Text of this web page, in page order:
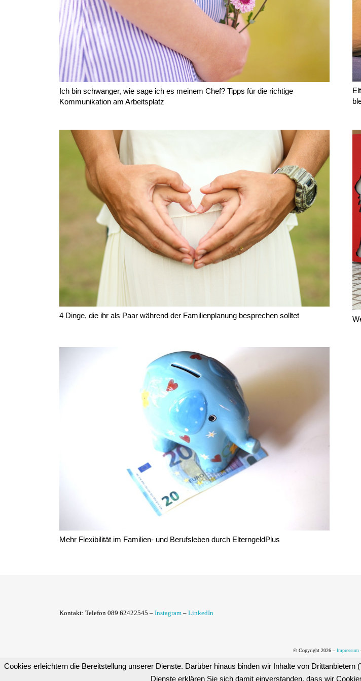
Ich bin schwanger, wie sage ich es meinem Chef? Tipps für die richtige
Kommunikation am Arbeitsplatz
4 Dinge, die ihr als Paar während der Familienplanung besprechen solltet
Mehr Flexibilität im Familien- und Berufsleben durch ElterngeldPlus
Kontakt: Telefon 089 62422545 – Instagram – LinkedIn
© Copyright 2026 – Impressum
Cookies erleichtern die Bereitstellung unserer Dienste. Darüber hinaus binden wir Inhalte von
Dienste erklären Sie sich damit einverstanden, dass wir